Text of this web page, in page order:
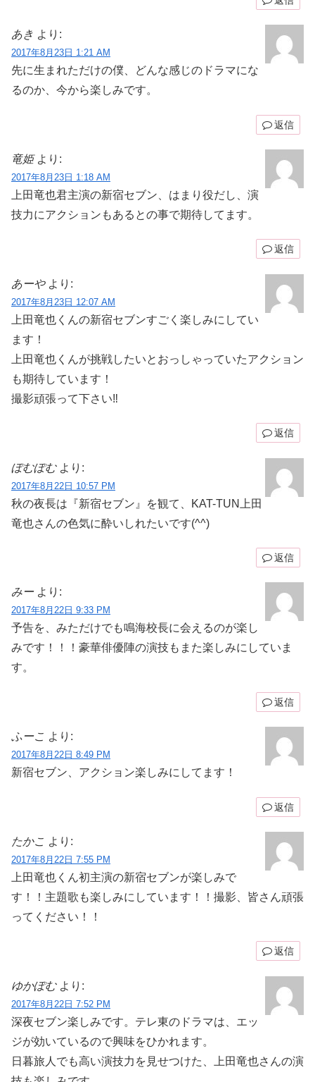
あき より:
2017年8月23日 1:21 AM
先に生まれただけの僕、どんな感じのドラマにな
るのか、今から楽しみです。
返信
竜姫 より:
2017年8月23日 1:18 AM
上田竜也君主演の新宿セブン、はまり役だし、演
技力にアクションもあるとの事で期待してます。
返信
あーや より:
2017年8月23日 12:07 AM
上田竜也くんの新宿セブンすごく楽しみにしてい
ます！
上田竜也くんが挑戦したいとおっしゃっていたアクション
も期待しています！
撮影頑張って下さい‼︎
返信
ぽむぽむ より:
2017年8月22日 10:57 PM
秋の夜長は『新宿セブン』を観て、KAT-TUN上田
竜也さんの色気に酔いしれたいです(^^)
返信
みー より:
2017年8月22日 9:33 PM
予告を、みただけでも鳴海校長に会えるのが楽し
みです！！！豪華俳優陣の演技もまた楽しみにしていま
す。
返信
ふーこ より:
2017年8月22日 8:49 PM
新宿セブン、アクション楽しみにしてます！
返信
たかこ より:
2017年8月22日 7:55 PM
上田竜也くん初主演の新宿セブンが楽しみで
す！！主題歌も楽しみにしています！！撮影、皆さん頑張
ってください！！
返信
ゆかぽむ より:
2017年8月22日 7:52 PM
深夜セブン楽しみです。テレ東のドラマは、エッ
ジが効いているので興味をひかれます。
日暮旅人でも高い演技力を見せつけた、上田竜也さんの演